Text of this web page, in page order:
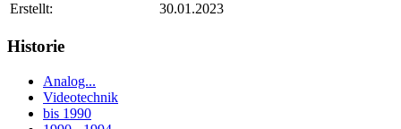
Erstellt:
30.01.2023
Historie
Analog...
Videotechnik
bis 1990